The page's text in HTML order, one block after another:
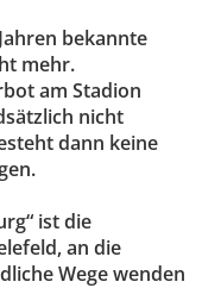
bekannte
mehr.
am Stadion
nicht
dann keine
ist die
an die
Wege wenden